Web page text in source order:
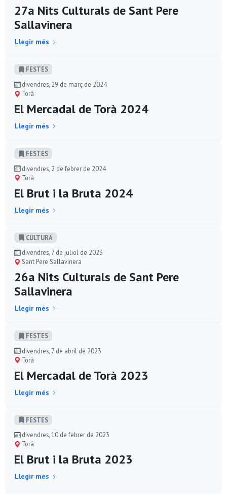
27a Nits Culturals de Sant Pere
Sallavinera
Llegir més
FESTES
divendres, 29 de març de 2024
Torà
El Mercadal de Torà 2024
Llegir més
FESTES
divendres, 2 de febrer de 2024
Torà
El Brut i la Bruta 2024
Llegir més
CULTURA
divendres, 7 de juliol de 2023
Sant Pere Sallavinera
26a Nits Culturals de Sant Pere
Sallavinera
Llegir més
FESTES
divendres, 7 de abril de 2023
Torà
El Mercadal de Torà 2023
Llegir més
FESTES
divendres, 10 de febrer de 2023
Torà
El Brut i la Bruta 2023
Llegir més